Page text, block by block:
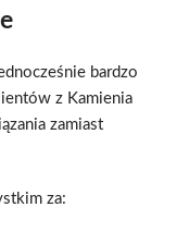
bardzo
z Kamienia
zamiast
za: